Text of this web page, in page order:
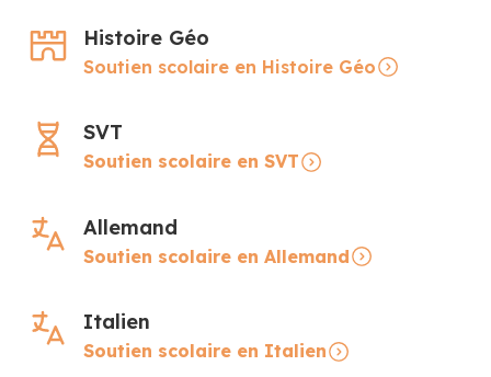
Histoire Géo
Soutien scolaire en Histoire Géo
SVT
Soutien scolaire en SVT
Allemand
Soutien scolaire en Allemand
Italien
Soutien scolaire en Italien